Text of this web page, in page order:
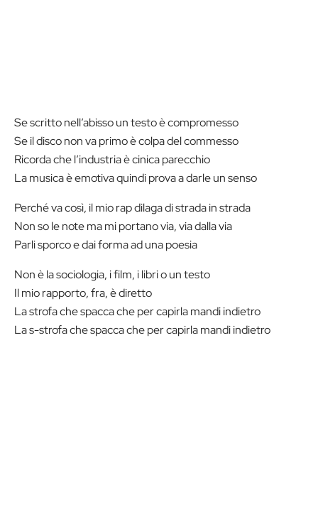
Se scritto nell’abisso un testo è compromesso
Se il disco non va primo è colpa del commesso
Ricorda che l’industria è cinica parecchio
La musica è emotiva quindi prova a darle un senso
Perché va così, il mio rap dilaga di strada in strada
Non so le note ma mi portano via, via dalla via
Parli sporco e dai forma ad una poesia
Non è la sociologia, i film, i libri o un testo
Il mio rapporto, fra, è diretto
La strofa che spacca che per capirla mandi indietro
La s-strofa che spacca che per capirla mandi indietro